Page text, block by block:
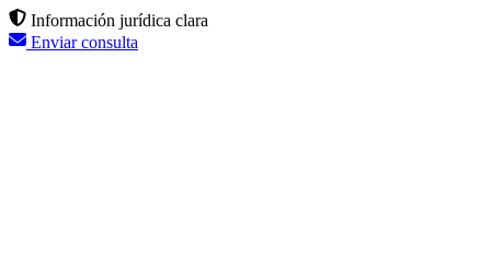
Información jurídica clara
Enviar consulta